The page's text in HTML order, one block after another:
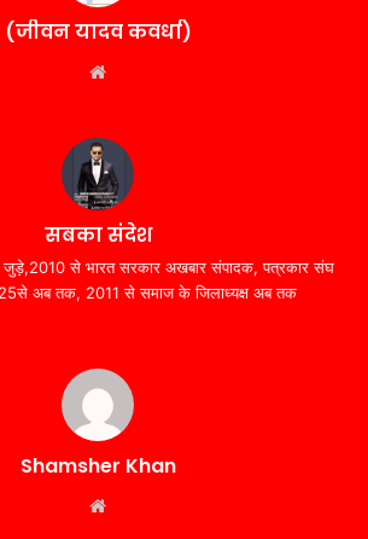
(जीवन यादव कवर्धा)
सबका संदेश
जुड़े,2010 से भारत सरकार अखबार संपादक, पत्रकार संघ
अब तक, 2011 से समाज के जिलाध्यक्ष अब तक
Shamsher Khan